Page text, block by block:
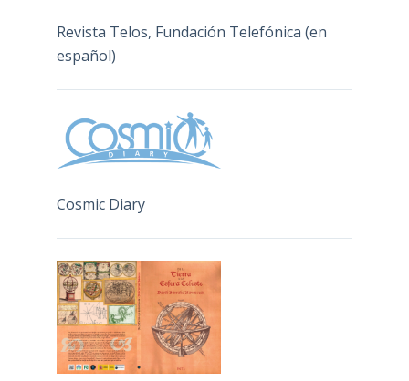
Revista Telos, Fundación Telefónica (en
español)
Cosmic Diary